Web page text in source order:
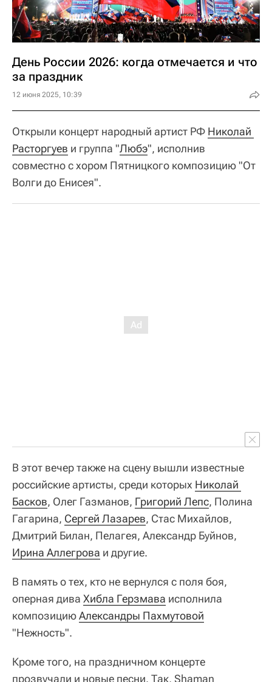
День России 2026: когда отмечается и что
за праздник
12 июня 2025, 10:39
Открыли концерт народный артист РФ Николай
Расторгуев и группа "Любэ", исполнив
совместно с хором Пятницкого композицию "От
Волги до Енисея".
В этот вечер также на сцену вышли известные
российские артисты, среди которых Николай
Басков, Олег Газманов, Григорий Лепс, Полина
Гагарина, Сергей Лазарев, Стас Михайлов,
Дмитрий Билан, Пелагея, Александр Буйнов,
Ирина Аллегрова и другие.
В память о тех, кто не вернулся с поля боя,
оперная дива Хибла Герзмава исполнила
композициюАлександры Пахмутовой
"Нежность".
Кроме того, на праздничном концерте
прозвучали и новые песни. Так, Shaman